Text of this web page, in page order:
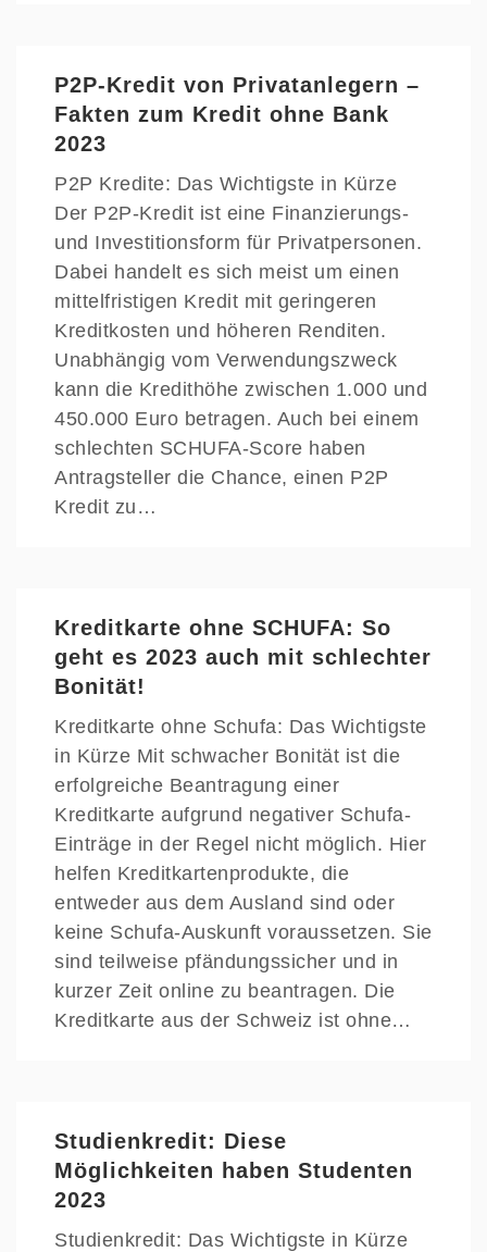
P2P-Kredit von Privatanlegern –
Fakten zum Kredit ohne Bank
2023
P2P Kredite: Das Wichtigste in Kürze
Der P2P-Kredit ist eine Finanzierungs-
und Investitionsform für Privatpersonen.
Dabei handelt es sich meist um einen
mittelfristigen Kredit mit geringeren
Kreditkosten und höheren Renditen.
Unabhängig vom Verwendungszweck
kann die Kredithöhe zwischen 1.000 und
450.000 Euro betragen. Auch bei einem
schlechten SCHUFA-Score haben
Antragsteller die Chance, einen P2P
Kredit zu…
Kreditkarte ohne SCHUFA: So
geht es 2023 auch mit schlechter
Bonität!
Kreditkarte ohne Schufa: Das Wichtigste
in Kürze Mit schwacher Bonität ist die
erfolgreiche Beantragung einer
Kreditkarte aufgrund negativer Schufa-
Einträge in der Regel nicht möglich. Hier
helfen Kreditkartenprodukte, die
entweder aus dem Ausland sind oder
keine Schufa-Auskunft voraussetzen. Sie
sind teilweise pfändungssicher und in
kurzer Zeit online zu beantragen. Die
Kreditkarte aus der Schweiz ist ohne…
Studienkredit: Diese
Möglichkeiten haben Studenten
2023
Studienkredit: Das Wichtigste in Kürze